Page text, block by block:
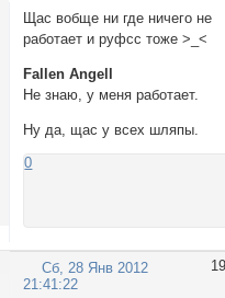
Щас вобще ни где ничего не
работает и руфсс тоже >_<
Fallen Angell
Не знаю, у меня работает.
Ну да, щас у всех шляпы.
0
19
Сб, 28 Янв 2012
21:41:22